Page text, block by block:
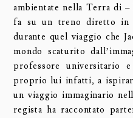
ambientate nella Terra di
fa su un treno diretto in
durante quel viaggio che
mondo scaturito
professore universitario
proprio lui infatti, a
un viaggio immaginario
regista ha raccontato